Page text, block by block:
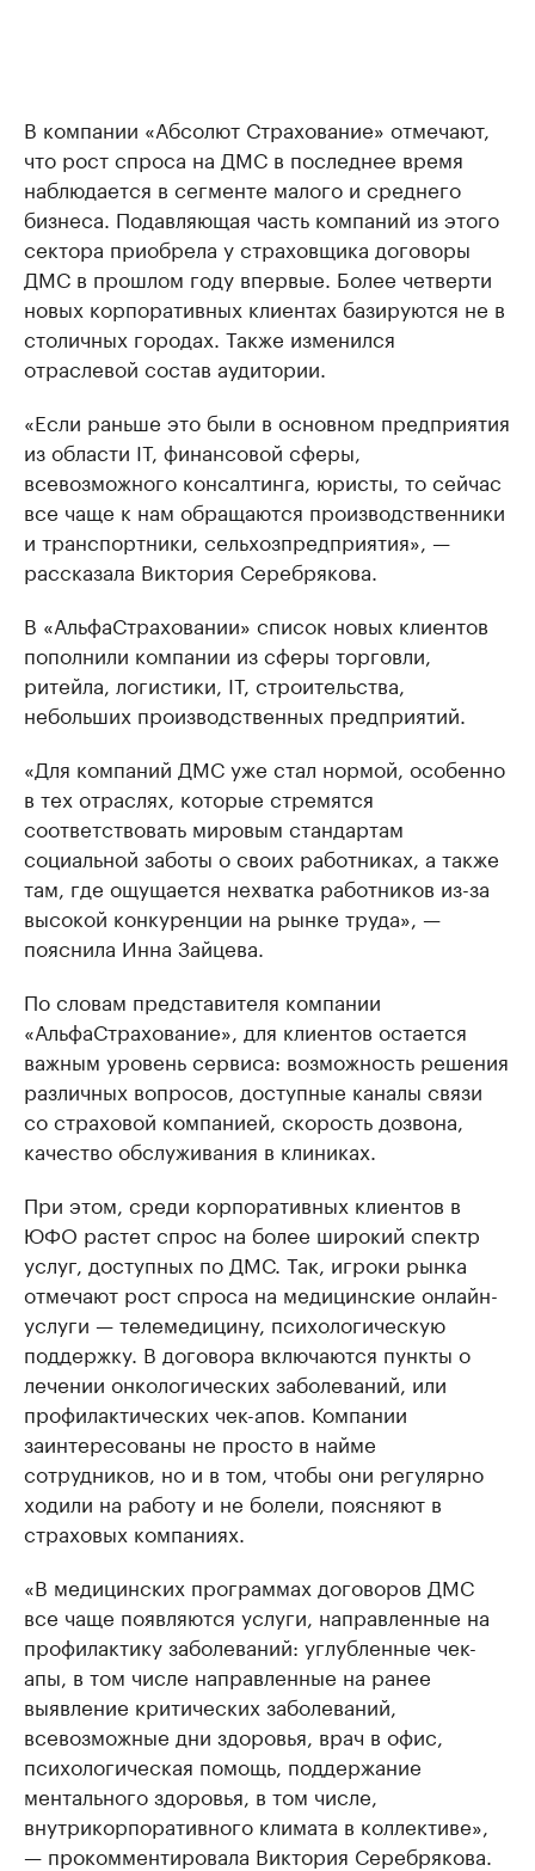
В компании «Абсолют Страхование» отмечают,
что рост спроса на ДМС в последнее время
наблюдается в сегменте малого и среднего
бизнеса. Подавляющая часть компаний из этого
сектора приобрела у страховщика договоры
ДМС в прошлом году впервые. Более четверти
новых корпоративных клиентах базируются не в
столичных городах. Также изменился
отраслевой состав аудитории.
«Если раньше это были в основном предприятия
из области IT, финансовой сферы,
всевозможного консалтинга, юристы, то сейчас
все чаще к нам обращаются производственники
и транспортники, сельхозпредприятия», —
рассказала Виктория Серебрякова.
В «АльфаСтраховании» список новых клиентов
пополнили компании из сферы торговли,
ритейла, логистики, IT, строительства,
небольших производственных предприятий.
«Для компаний ДМС уже стал нормой, особенно
в тех отраслях, которые стремятся
соответствовать мировым стандартам
социальной заботы о своих работниках, а также
там, где ощущается нехватка работников из-за
высокой конкуренции на рынке труда», —
пояснила Инна Зайцева.
По словам представителя компании
«АльфаСтрахование», для клиентов остается
важным уровень сервиса: возможность решения
различных вопросов, доступные каналы связи
со страховой компанией, скорость дозвона,
качество обслуживания в клиниках.
При этом, среди корпоративных клиентов в
ЮФО растет спрос на более широкий спектр
услуг, доступных по ДМС. Так, игроки рынка
отмечают рост спроса на медицинские онлайн-
услуги — телемедицину, психологическую
поддержку. В договора включаются пункты о
лечении онкологических заболеваний, или
профилактических чек-апов. Компании
заинтересованы не просто в найме
сотрудников, но и в том, чтобы они регулярно
ходили на работу и не болели, поясняют в
страховых компаниях.
«В медицинских программах договоров ДМС
все чаще появляются услуги, направленные на
профилактику заболеваний: углубленные чек-
апы, в том числе направленные на ранее
выявление критических заболеваний,
всевозможные дни здоровья, врач в офис,
психологическая помощь, поддержание
ментального здоровья, в том числе,
внутрикорпоративного климата в коллективе»,
— прокомментировала Виктория Серебрякова.